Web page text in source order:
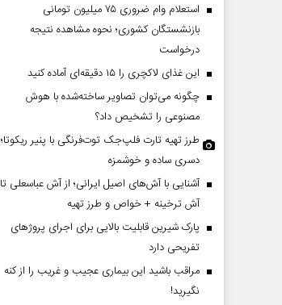
استعلام وام ضروری ۷۵ میلیون تومانی
بازنشستگان کشوری؛ نحوه مشاهده نتیجه
درخواست
این غذای لاکچری را ۱۵ دقیقه‌ای آماده کنید
چگونه می‌توان تصاویر ساخته‌شده با هوش
مصنوعی را تشخیص داد؟
طرز تهیه تارت فلپ‌جک توت‌فرنگی با پنیر ریکوتا؛
دسری ساده و خوشمزه
آشنایی با آش‌های اصیل ایرانی؛ از آش عباسعلی تا
آش ترخینه + خواص و طرز تهیه
پارک شیرین قابلیت‌ بالایی برای اجرای پروژهای
تفریحی دارد
مراقب باشید این بیماری عجیب و غریب را از کنه
نگیرید!